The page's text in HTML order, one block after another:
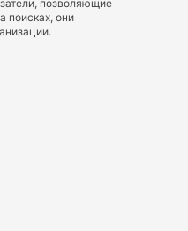
позволяющие
поисках, они